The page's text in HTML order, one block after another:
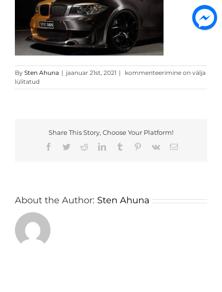
By Sten Ahuna | jaanuar 21st, 2021 |
harjatud
must
kommenteerimine on välja
lülitatud
Share This Story, Choose Your Platform!
Facebook
TwitterRedditLinkedInTumblr Pinterest
Vk Email
About the Author: Sten Ahuna